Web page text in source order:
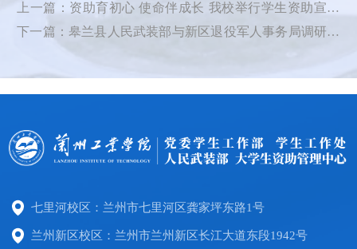
上一篇：资助育初心 使命伴成长 我校举行学生资助宣传
大使聘任仪式
下一篇：皋兰县人民武装部与新区退役军人事务局调研我
七里河校区：兰州市七里河区龚家坪东路1号
兰州新区校区：兰州市兰州新区长江大道东段1942号